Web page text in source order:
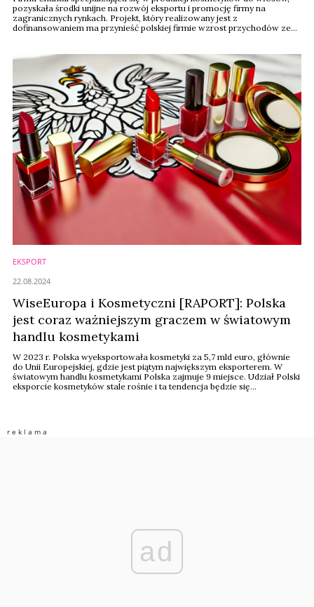
pozyskała środki unijne na rozwój eksportu i promocję firmy na
zagranicznych rynkach. Projekt, który realizowany jest z
dofinansowaniem ma przynieść polskiej firmie wzrost przychodów ze
EKSPORT
WiseEuropa i Kosmetyczni [RAPORT]: Polska
jest coraz ważniejszym graczem w światowym
handlu kosmetykami
W 2023 r. Polska wyeksportowała kosmetyki za 5,7 mld euro, głównie
do Unii Europejskiej, gdzie jest piątym największym eksporterem. W
światowym handlu kosmetykami Polska zajmuje 9 miejsce. Udział Polski
eksporcie kosmetyków stale rośnie i ta tendencja będzie się
22.08.2024
ad